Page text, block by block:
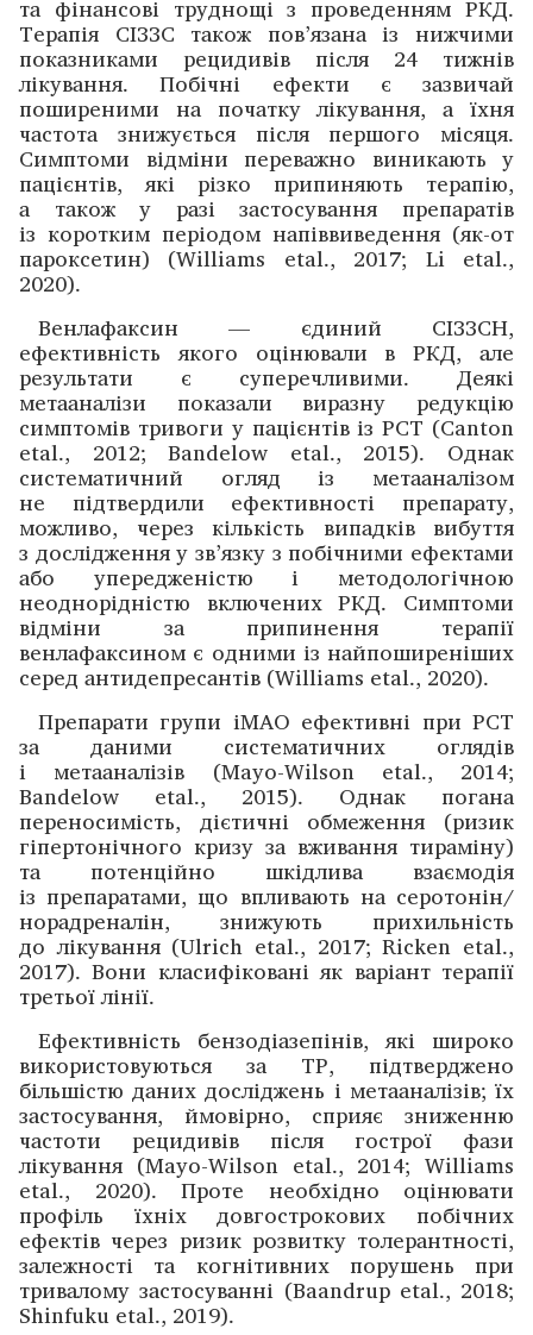
та фінансові труднощі з проведенням РКД.
Терапія СІЗЗС також пов’язана із нижчими
показниками рецидивів після 24 тижнів
лікування. Побічні ефекти є зазвичай
поширеними на початку лікування, а їхня
частота знижується після першого місяця.
Симптоми відміни переважно виникають у
пацієн­тів, які різко припиняють терапію,
а також у разі застосування препаратів
із коротким періодом напіввиведення (як-от
пароксетин) (Williams etal., 2017; Li etal.,
2020).
Венлафаксин — єдиний СІЗЗСН,
ефективність якого оцінювали в РКД, але
результати є суперечливими. Деякі
метааналізи показали виразну редукцію
симптомів тривоги у пацієнтів із РСТ (Canton
etal., 2012; Bandelow etal., 2015). Однак
систематичний огляд із метааналізом
не підтвердили ефективності препарату,
можливо, через кількість випадків вибуття
з дослі­дження у зв’язку з побічними ефектами
або упере­дженістю і методологічною
неоднорідністю включених РКД. Симптоми
відміни за припинення терапії
венлафаксином є одними із найпоширеніших
серед антидепресантів (Williams etal., 2020).
Препарати групи іМАО ефективні при РСТ
за даними систематичних оглядів
і метааналізів (Mayo-Wilson etal., 2014;
Bandelow etal., 2015). Однак погана
переносимість, дієтичні обмеження (ризик
гіпертонічного кризу за вживання тираміну)
та потенційно шкідлива взаємодія
із препаратами, що впливають на серотонін/
норадреналін, знижують прихильність
до лікування (Ulrich etal., 2017; Ricken etal.,
2017). Вони класифіковані як варіант терапії
третьої лінії.
Ефективність бензодіазепінів, які широко
використовуються за ТР, підтвер­джено
більшістю даних дослі­джень і метааналізів; їх
застосування, ймовірно, сприяє зниженню
частоти рецидивів після гострої фази
лікування (Mayo-Wilson etal., 2014; Williams
etal., 2020). Проте необхідно оцінювати
профіль їхніх довгострокових побічних
ефектів через ризик розвитку толерантності,
залежності та когнітивних порушень при
тривалому зас­тосуванні (Baandrup etal., 2018;
Shinfuku etal., 2019).